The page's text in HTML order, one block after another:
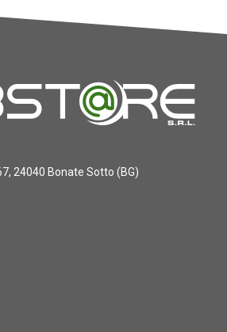
24040 Bonate Sotto (BG)